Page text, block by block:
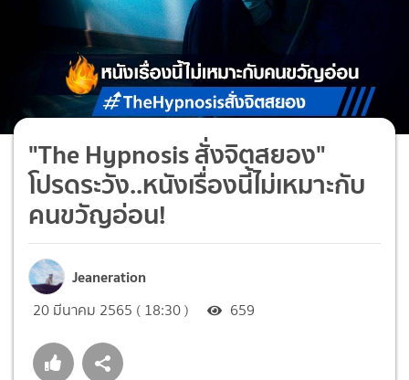
"The Hypnosis สั่งจิตสยอง"
โปรดระวัง..หนังเรื่องนี้ไม่เหมาะกับ
คนขวัญอ่อน!
Jeaneration
20 มีนาคม 2565 ( 18:30 ) 659